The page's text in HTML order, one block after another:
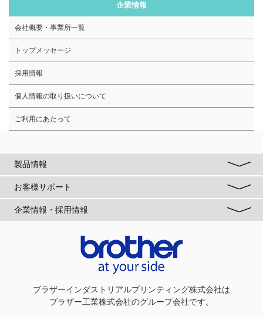
企業情報
会社概要・事業所一覧
トップメッセージ
採用情報
個人情報の取り扱いについて
ご利用にあたって
製品情報
お客様サポート
企業情報・採用情報
ブラザーインダストリアルプリンティング株式会社は
ブラザー工業株式会社のグループ会社です。